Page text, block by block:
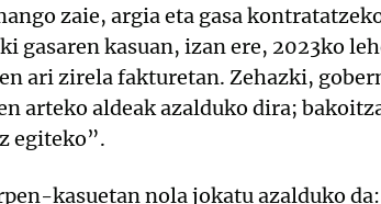
zaie, argia eta gasa
gasaren kasuan, izan ere, 2023ko
ari zirela fakturetan. Zehazki,
arteko aldeak azalduko dira;
egiteko”.
kasuetan nola jokatu azalduko